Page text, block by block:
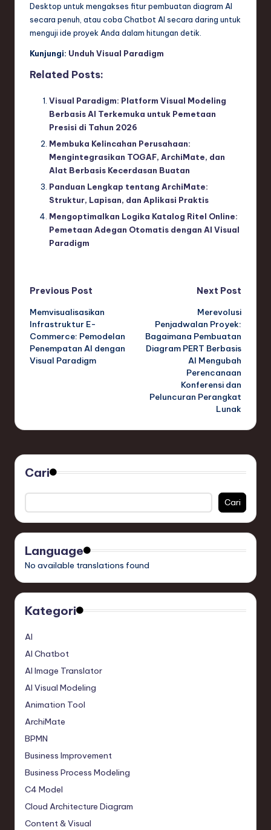
Desktop untuk mengakses fitur pembuatan diagram AI
secara penuh, atau coba Chatbot AI secara daring untuk
menguji ide proyek Anda dalam hitungan detik.
Kunjungi: Unduh Visual Paradigm
Related Posts:
Visual Paradigm: Platform Visual Modeling
Berbasis AI Terkemuka untuk Pemetaan
Presisi di Tahun 2026
Membuka Kelincahan Perusahaan:
Mengintegrasikan TOGAF, ArchiMate, dan
Alat Berbasis Kecerdasan Buatan
Panduan Lengkap tentang ArchiMate:
Struktur, Lapisan, dan Aplikasi Praktis
Mengoptimalkan Logika Katalog Ritel Online:
Pemetaan Adegan Otomatis dengan AI Visual
Paradigm
Post
navigation
Previous Post
Memvisualisasikan
Infrastruktur E-
Commerce: Pemodelan
Penempatan AI dengan
Visual Paradigm
Next Post
Merevolusi
Penjadwalan Proyek:
Bagaimana Pembuatan
Diagram PERT Berbasis
AI Mengubah
Perencanaan
Konferensi dan
Peluncuran Perangkat
Lunak
Cari
Cari
Language
No available translations found
Kategori
AI
AI Chatbot
AI Image Translator
AI Visual Modeling
Animation Tool
ArchiMate
BPMN
Business Improvement
Business Process Modeling
C4 Model
Cloud Architecture Diagram
Content & Visual